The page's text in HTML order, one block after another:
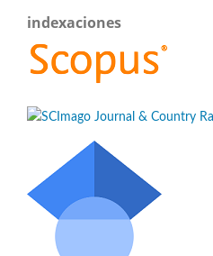
indexaciones